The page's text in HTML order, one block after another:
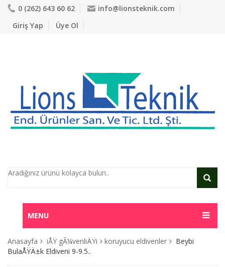
0 (262) 643 60 62
info@lionsteknik.com
Giriş Yap
Üye Ol
MENU
Anasayfa iÅŸ gÃ¼venliÄŸi koruyucu eldivenler
Beybi
BulaÅŸÄ±k Eldiveni 9-9.5..